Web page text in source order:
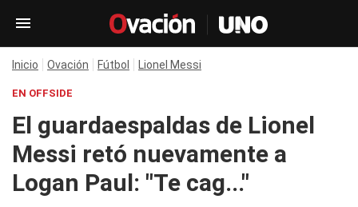
Inicio Ovación Fútbol Lionel Messi
EN OFFSIDE
El guardaespaldas de Lionel
Messi retó nuevamente a
Logan Paul: "Te cag..."